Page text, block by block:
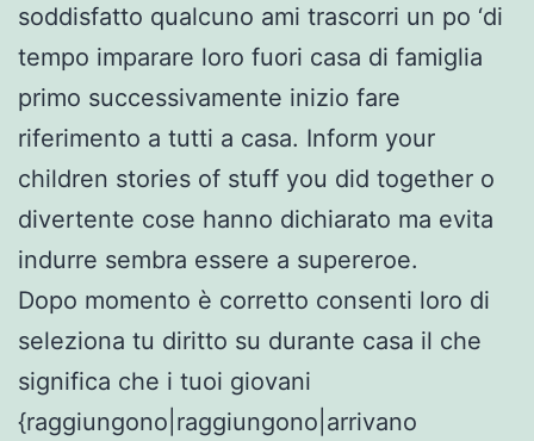
soddisfatto qualcuno ami trascorri un po ‘di
tempo imparare loro fuori casa di famiglia
primo successivamente inizio fare
riferimento a tutti a casa. Inform your
children stories of stuff you did together o
divertente cose hanno dichiarato ma evita
indurre sembra essere a supereroe.
Dopo momento è corretto consenti loro di
seleziona tu diritto su durante casa il che
significa che i tuoi giovani
{raggiungono|raggiungono|arrivano